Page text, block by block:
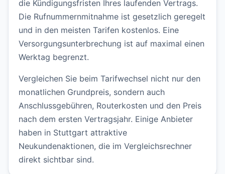
die Kündigungsfristen Ihres laufenden Vertrags.
Die Rufnummernmitnahme ist gesetzlich geregelt
und in den meisten Tarifen kostenlos. Eine
Versorgungsunterbrechung ist auf maximal einen
Werktag begrenzt.
Vergleichen Sie beim Tarifwechsel nicht nur den
monatlichen Grundpreis, sondern auch
Anschlussgebühren, Routerkosten und den Preis
nach dem ersten Vertragsjahr. Einige Anbieter
haben in Stuttgart attraktive
Neukundenaktionen, die im Vergleichsrechner
direkt sichtbar sind.